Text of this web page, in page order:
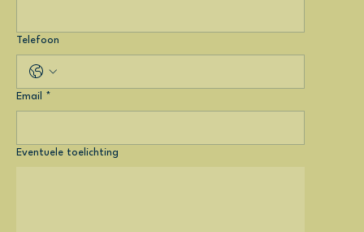
Telefoon
Email *
Eventuele toelichting